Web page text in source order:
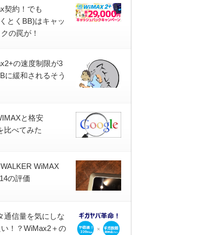
契約！でも
とくBB)はキャッ
の罠が！
の速度制限が3
に緩和されるそう
と格安
比べてみた
WiMAX
の評価
通信量を気にしな
い！？WiMax2＋の